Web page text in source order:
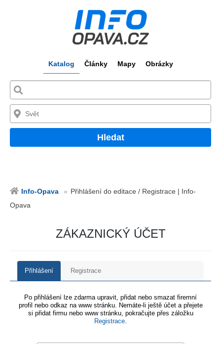
Katalog Články Mapy Obrázky
Hledat
Info-Opava
Přihlášení do editace / Registrace | Info-
Opava
ZÁKAZNICKÝ ÚČET
Přihlášení Registrace
Po přihlášení lze zdarma upravit, přidat nebo smazat firemní
profil nebo odkaz na www stránku. Nemáte-li ještě účet a přejete
si přidat firmu nebo www stránku, pokračujte přes záložku
Registrace.